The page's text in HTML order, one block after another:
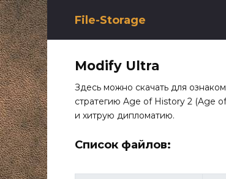
Перейти
к
содержанию
File-Storage
Modify Ultra
Здесь можно скачать для
стратегию Age of History 2 (Age
и хитрую дипломатию.
Список файлов: